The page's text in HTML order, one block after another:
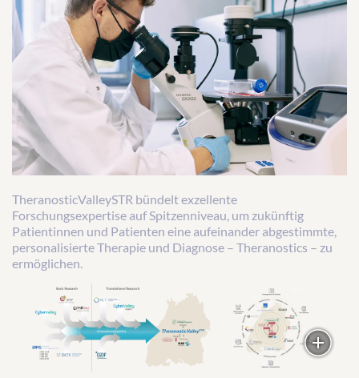
TheranosticValleySTR bündelt exzellente
Forschungsexpertise auf Spitzenniveau, um zukünftig
Patientinnen und Patienten eine aufeinander abgestimmte,
personalisierte Therapie und Diagnose – Theranostics – zu
ermöglichen.